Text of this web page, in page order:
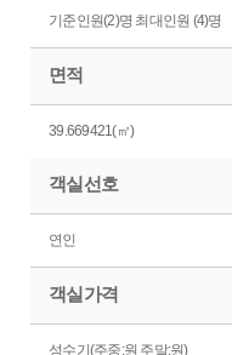
기준인원(2)명 최대인원 (4)명
면적
39.669421(㎡)
객실선호
연인
객실가격
성수기(주중:원 주말:원)